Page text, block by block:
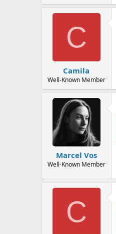
C
Camila
Well-Known Member
Marcel Vos
Well-Known Member
C